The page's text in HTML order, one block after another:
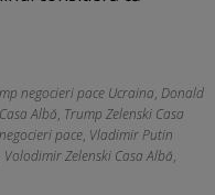
negocieri pace Ucraina, Donald
Albă, Trump Zelenski Casa
pace, Vladimir Putin
Volodimir Zelenski Casa Albă,